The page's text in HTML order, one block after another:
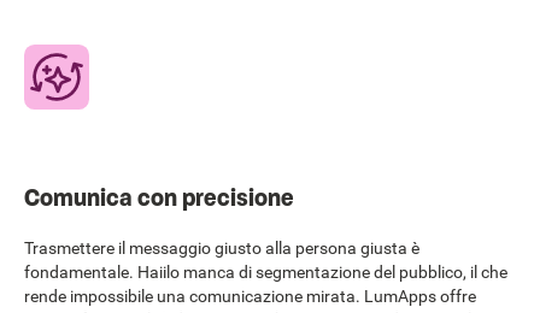
Comunica con precisione
Trasmettere il messaggio giusto alla persona giusta è
fondamentale. Haiilo manca di segmentazione del pubblico, il che
rende impossibile una comunicazione mirata. LumApps offre